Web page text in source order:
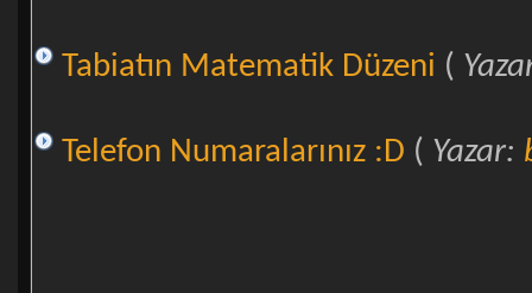
Tabiatın Matematik Düzeni (
Telefon Numaralarınız :D ( Yazar: